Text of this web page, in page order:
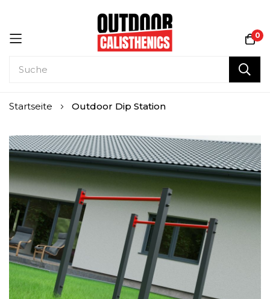
0
Zum
springen
Startseite Outdoor Dip Station
Zum
Ende
der
Bildgalerie
springen